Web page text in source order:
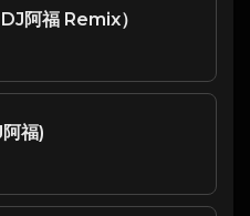
阿福 Remix）
福)